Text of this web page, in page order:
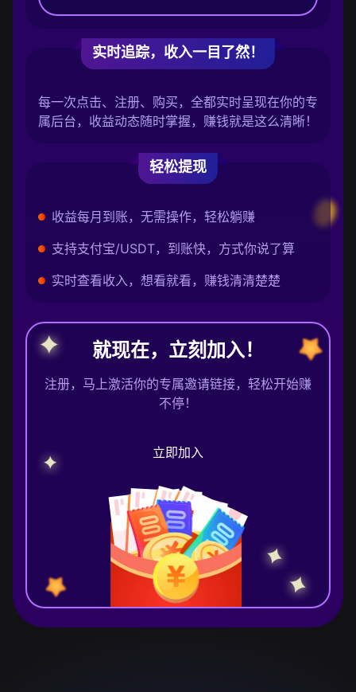
实时追踪，收入一目了然！
每一次点击、注册、购买，全都实时呈现在你的专
属后台，收益动态随时掌握，赚钱就是这么清晰！
轻松提现
收益每月到账，无需操作，轻松躺赚
支持支付宝/USDT，到账快，方式你说了算
实时查看收入，想看就看，赚钱清清楚楚
就现在，立刻加入！
注册，马上激活你的专属邀请链接，轻松开始赚
不停！
立即加入